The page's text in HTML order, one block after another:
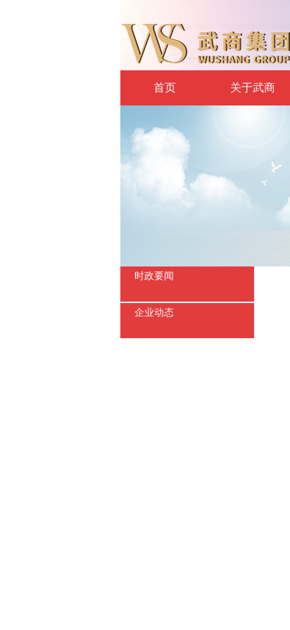
首页 关于武商
时政要闻
企业动态